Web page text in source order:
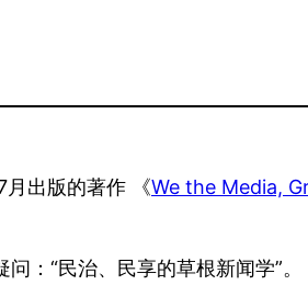
月出版的著作 《We the Media,
：“民治、民享的草根新闻学”。